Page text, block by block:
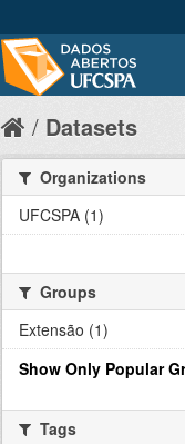
Datasets
Organizations
UFCSPA (1)
Groups
Extensão (1)
Show Only Popular
Tags